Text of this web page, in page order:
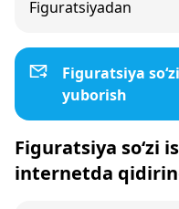
Figuratsiyadan
Figuratsiya
yuborish
Figuratsiya so‘zi
internetda